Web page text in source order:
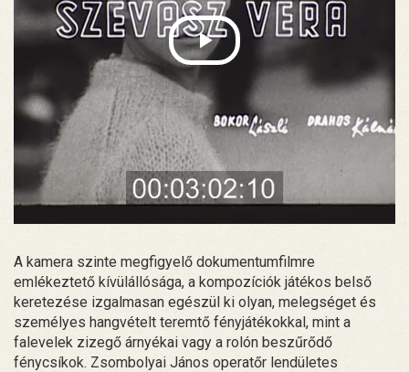
A kamera szinte megfigyelő dokumentumfilmre
emlékeztető kívülállósága, a kompozíciók játékos belső
keretezése izgalmasan egészül ki olyan, melegséget és
személyes hangvételt teremtő fényjátékokkal, mint a
falevelek zizegő árnyékai vagy a rolón beszűrődő
fénycsíkok. Zsombolyai János operatőr lendületes